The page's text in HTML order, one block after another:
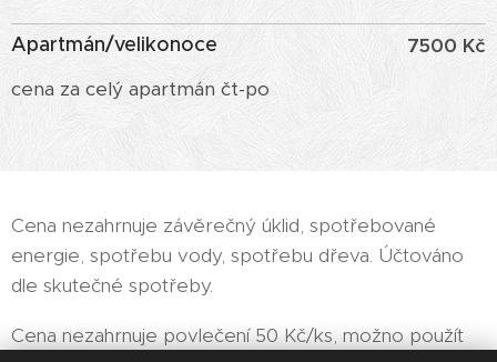
Apartmán/velikonoce
cena za celý apartmán čt-po
7500 Kč
Cena nezahrnuje závěrečný úklid, spotřebované
energie, spotřebu vody, spotřebu dřeva. Účtováno
dle skutečné spotřeby.
Cena nezahrnuje povlečení 50 Kč/ks, možno použít